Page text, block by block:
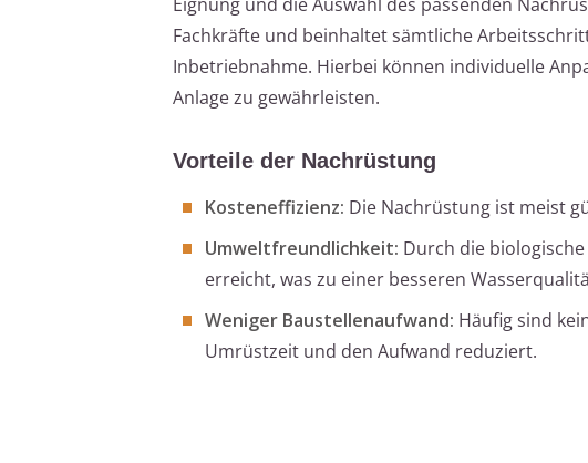
Fachkräfte und beinhaltet sämtliche
Inbetriebnahme. Hierbei können individuelle
Anlage zu gewährleisten.
Vorteile der Nachrüstung
Kosteneffizienz: Die Nachrüstung ist meist
Umweltfreundlichkeit: Durch die
erreicht, was zu einer besseren
Weniger Baustellenaufwand: Häufig sind
Umrüstzeit und den Aufwand reduziert.